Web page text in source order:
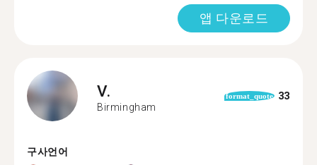
앱 다운로드
V.
Birmingham
format_quote 33
구사언어